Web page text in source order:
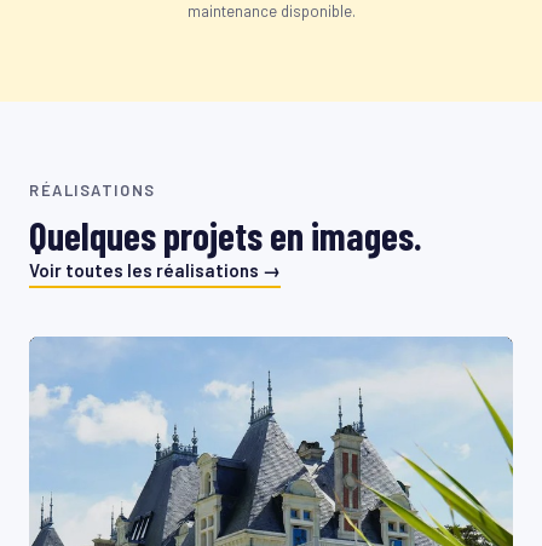
maintenance disponible.
RÉALISATIONS
Quelques projets en images.
Voir toutes les réalisations →